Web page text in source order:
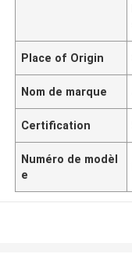
Place of Origin
Nom de marque
Certification
Numéro de modèl
e